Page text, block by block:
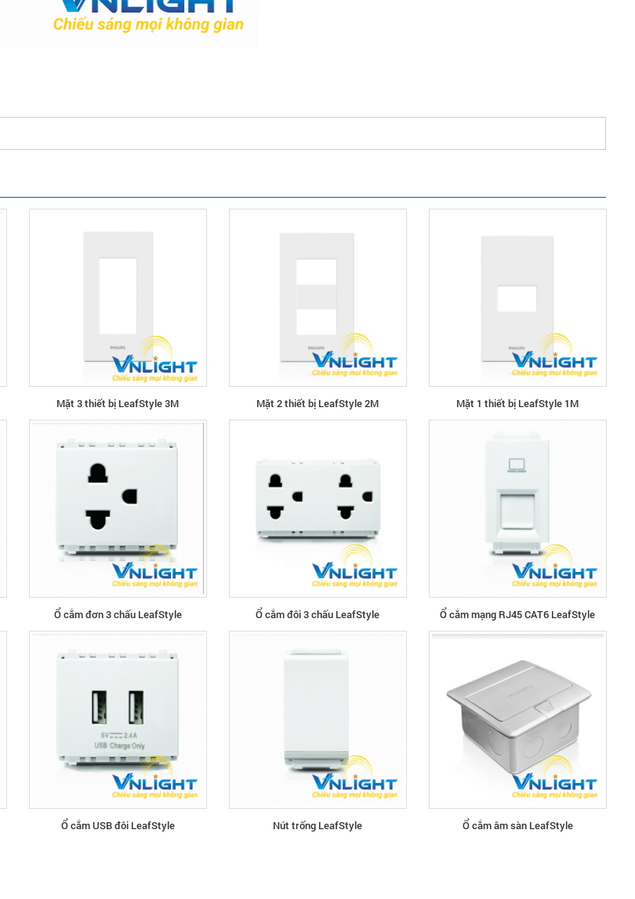
Mặt 3 thiết bị LeafStyle 3M Mặt 2 thiết bị LeafStyle 2M Mặt 1 thiết bị LeafStyle 1M
Ổ cắm đơn 3 chấu LeafStyle Ổ cắm đôi 3 chấu LeafStyle Ổ cắm mạng RJ45 CAT6 LeafStyle
Ổ cắm USB đôi LeafStyle Nút trống LeafStyle Ổ cắm âm sàn LeafStyle